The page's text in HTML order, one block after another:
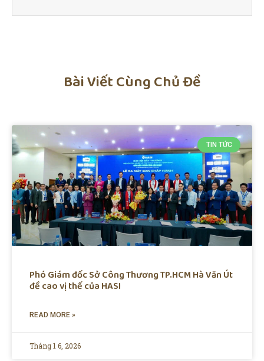
Bài Viết Cùng Chủ Đề
TIN TỨC
Phó Giám đốc Sở Công Thương TP.HCM Hà Văn Út
đề cao vị thế của HASI
READ MORE »
Tháng 1 6, 2026